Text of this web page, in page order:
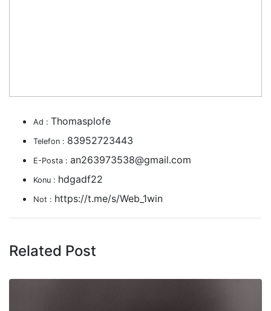
Ad : Thomasplofe
Telefon : 83952723443
E-Posta : an263973538@gmail.com
Konu : hdgadf22
Not : https://t.me/s/Web_1win
Related Post